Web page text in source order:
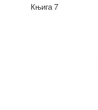
Књига 7